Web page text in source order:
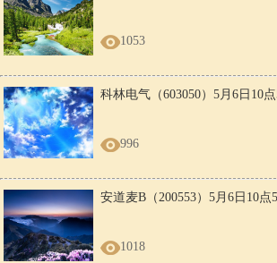
1053
科林电气（603050）5月6日10
996
安道麦B（200553）5月6日10点
1018